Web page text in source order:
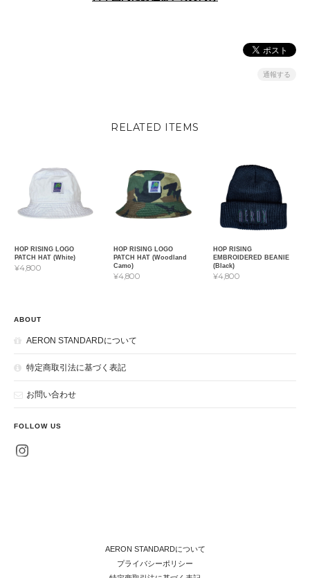
通報する
RELATED ITEMS
HOP RISING LOGO
PATCH HAT (White)
¥4,800
HOP RISING LOGO
PATCH HAT (Woodland
Camo)
¥4,800
HOP RISING
EMBROIDERED BEANIE
(Black)
¥4,800
ABOUT
AERON STANDARDについて
特定商取引法に基づく表記
お問い合わせ
FOLLOW US
AERON STANDARDについて
プライバシーポリシー